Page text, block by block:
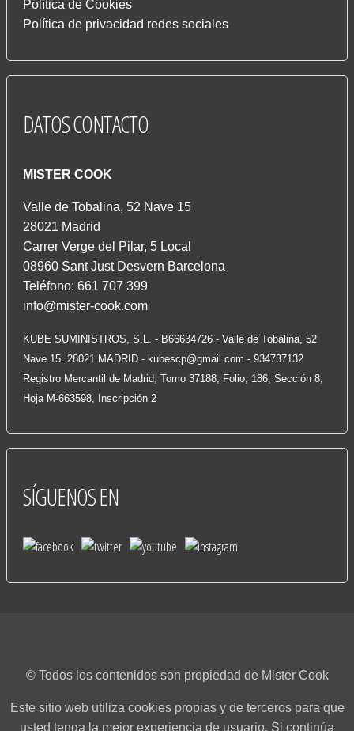
Política de Cookies
Política de privacidad redes sociales
DATOSCONTACTO
MISTER COOK
Valle de Tobalina, 52 Nave 15
28021 Madrid
Carrer Verge del Pilar, 5 Local
08960 Sant Just Desvern Barcelona
Teléfono: 661 707 399
info@mister-cook.com
KUBE SUMINISTROS, S.L. - B66634726 - Valle de Tobalina, 52
Nave 15. 28021 MADRID - kubescp@gmail.com - 934737132
Registro Mercantil de Madrid, Tomo 37188, Folio, 186, Sección 8,
Hoja M-663598, Inscripción 2
SÍGUENOSEN
© Todos los contenidos son propiedad de Mister Cook
Este sitio web utiliza cookies propias y de terceros para que
usted tenga la mejor experiencia de usuario. Si continúa